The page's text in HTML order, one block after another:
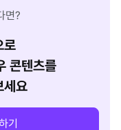
면?
로
콘텐츠를
세요
기